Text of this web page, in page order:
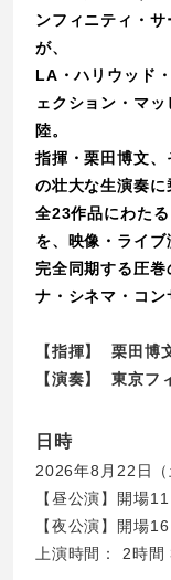
ンフィニティ・サ
が、
LA・ハリウッド
ェクション・マ
陸。
指揮・栗田博文、
の壮大な生演奏に
全23作品にわた
を、映像・ライ
完全同期する圧
ナ・シネマ・コン
【指揮】 栗田博
【演奏】 東京フ
日時
2026年8月22日（
【昼公演】開場
【夜公演】開場
上演時間： 2時間